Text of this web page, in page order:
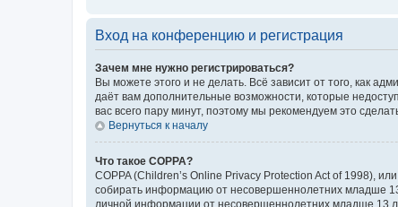
Вход на конференцию и регистрация
Зачем мне нужно регистрироваться?
Вы можете этого и не делать. Всё зависит от того, как
даёт вам дополнительные возможности, которые
вас всего пару минут, поэтому мы рекомендуем это
Вернуться к началу
Что такое COPPA?
COPPA (Children’s Online Privacy Protection Act of 1998),
собирать информацию от несовершеннолетних младше
личной информации от несовершеннолетних младше 13